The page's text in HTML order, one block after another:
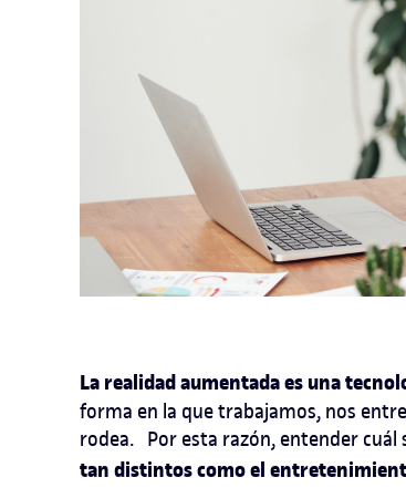
La realidad aumentada es una
forma en la que trabajamos, nos
rodea. Por esta razón, entender
tan distintos como el